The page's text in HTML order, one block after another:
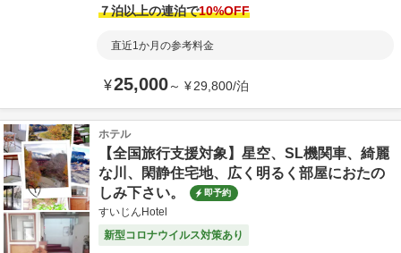
７泊以上の連泊で10%OFF
直近1か月の参考料金
¥25,000～ ¥29,800/泊
ホテル
【全国旅行支援対象】星空、SL機関車、綺麗
な川、閑静住宅地、広く明るく部屋におたの
しみ下さい。
即予約
すいじんHotel
新型コロナウイルス対策あり